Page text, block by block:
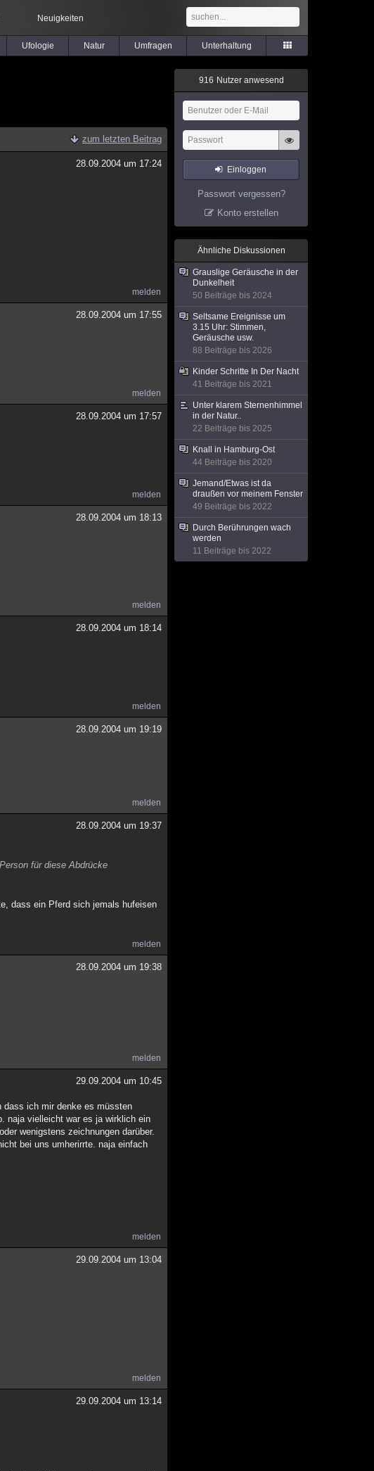
Neuigkeiten
Ufologie Natur Umfragen Unterhaltung
zum letzten Beitrag
28.09.2004 um 17:24
melden
28.09.2004 um 17:55
melden
28.09.2004 um 17:57
melden
28.09.2004 um 18:13
melden
28.09.2004 um 18:14
melden
28.09.2004 um 19:19
melden
28.09.2004 um 19:37
für diese Abdrücke
dass ein Pferd sich jemals hufeisen
melden
28.09.2004 um 19:38
melden
29.09.2004 um 10:45
dass ich mir denke es müssten
naja vielleicht war es ja wirklich ein
wenigstens zeichnungen darüber.
bei uns umherirrte. naja einfach
melden
29.09.2004 um 13:04
melden
29.09.2004 um 13:14
916 Nutzer anwesend
Einloggen
Passwort vergessen?
Konto erstellen
Ähnliche Diskussionen
Grauslige Geräusche in der
Dunkelheit
50 Beiträge bis 2024
Seltsame Ereignisse um
3.15 Uhr: Stimmen,
Geräusche usw.
88 Beiträge bis 2026
Kinder Schritte In Der Nacht
41 Beiträge bis 2021
Unter klarem Sternenhimmel
in der Natur..
22 Beiträge bis 2025
Knall in Hamburg-Ost
44 Beiträge bis 2020
Jemand/Etwas ist da
draußen vor meinem Fenster
49 Beiträge bis 2022
Durch Berührungen wach
werden
11 Beiträge bis 2022